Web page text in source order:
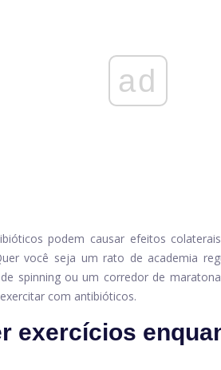
ad
podem causar efeitos
você seja um rato de academia
spinning ou um corredor de
com antibióticos.
exercícios